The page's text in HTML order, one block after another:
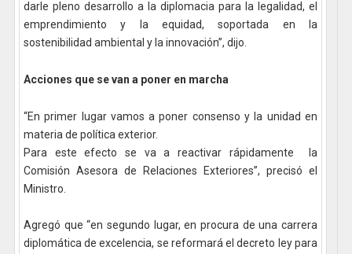
darle pleno desarrollo a la diplomacia para la legalidad, el
emprendimiento y la equidad, soportada en la
sostenibilidad ambiental y la innovación”, dijo.
Acciones que se van a poner en marcha
“En primer lugar vamos a poner consenso y la unidad en
materia de política exterior.
Para este efecto se va a reactivar rápidamente la
Comisión Asesora de Relaciones Exteriores”, precisó el
Ministro.
Agregó que “en segundo lugar, en procura de una carrera
diplomática de excelencia, se reformará el decreto ley para